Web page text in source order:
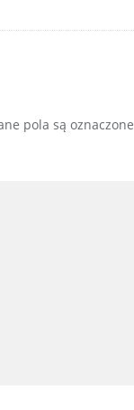
pola są oznaczone